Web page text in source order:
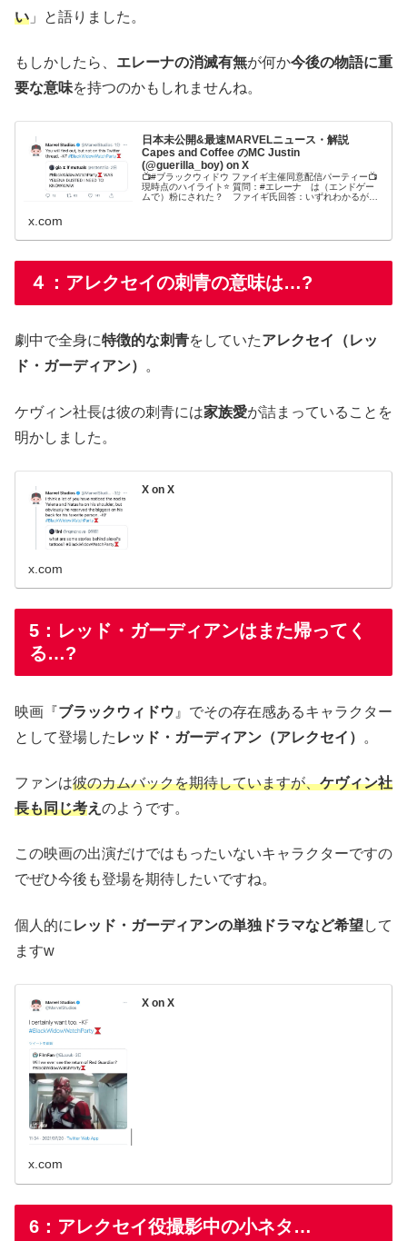
い 」と語りました。
もしかしたら、 エレーナの消滅有無が何か今後の物語に重
要な意味を持つのかもしれませんね。
日本未公開&最速MARVELニュース・解説
Capes and Coffee のMC Justin
(@guerilla_boy) on X
📺#ブラックウィドウ ファイギ主催同意配信パーティー📺
現時点のハイライト⭐️ 質問：#エレーナ は（エンドゲー
ムで）粉にされた？ ファイギ氏回答：いずれわかるが、
x.com
４：アレクセイの刺青の意味は…?
劇中で全身に特徴的な刺青をしていたアレクセイ（レッ
ド・ガーディアン） 。
ケヴィン社長は彼の刺青には家族愛が詰まっていることを
明かしました。
X on X
x.com
5：レッド・ガーディアンはまた帰ってく
る…?
映画『ブラックウィドウ 』でその存在感あるキャラクター
として登場した レッド・ガーディアン（アレクセイ） 。
ファンは彼のカムバックを期待していますが、ケヴィン社
長も同じ考え のようです。
この映画の出演だけではもったいないキャラクターですの
でぜひ今後も登場を期待したいですね。
個人的に レッド・ガーディアンの単独ドラマなど希望して
ますw
X on X
x.com
6：アレクセイ役撮影中の小ネタ…